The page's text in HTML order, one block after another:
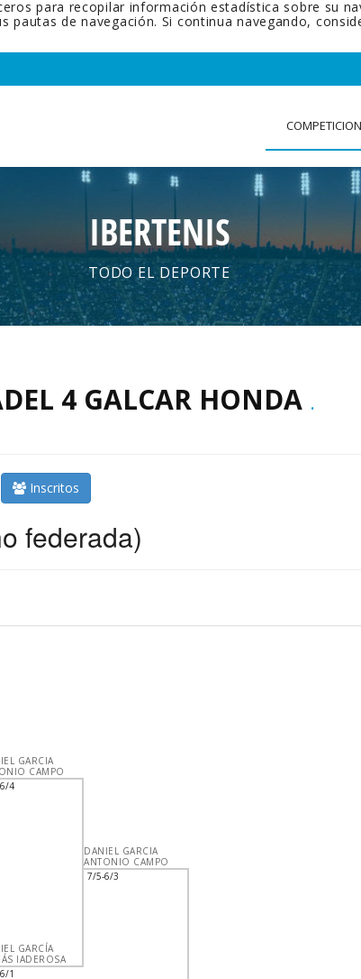
para recopilar información estadística sobre su
de navegación. Si continua navegando,
IBERTENIS
TODO EL DEPORTE
4 GALCAR HONDA .
Inscritos
federada)
GARCIA
CAMPO
4
GARCÍA
IADEROSA
1
DANIEL GARCIA
ANTONIO CAMPO
7/5-6/3